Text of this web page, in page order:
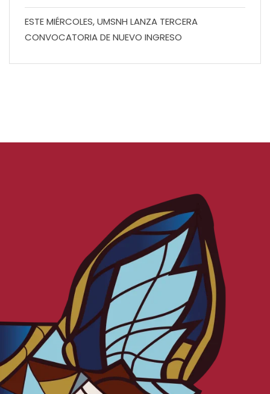
ESTE MIÉRCOLES, UMSNH LANZA TERCERA
CONVOCATORIA DE NUEVO INGRESO